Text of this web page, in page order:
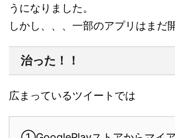
うになりました。
しかし、、、一部のアプリはまだ
治った！！
広まっているツイートでは